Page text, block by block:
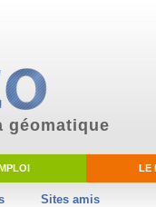
LE
Sites amis
géomatique